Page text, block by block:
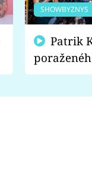
SHOWBYZNYS
fanoušci